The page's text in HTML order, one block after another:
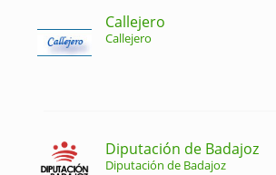
Callejero
Callejero
Diputación de Badajoz
Diputación de Badajoz